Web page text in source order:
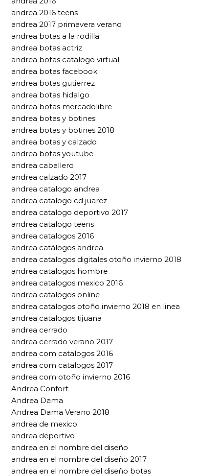
andrea 2016 teens
andrea 2017 primavera verano
andrea botas a la rodilla
andrea botas actriz
andrea botas catalogo virtual
andrea botas facebook
andrea botas gutierrez
andrea botas hidalgo
andrea botas mercadolibre
andrea botas y botines
andrea botas y botines 2018
andrea botas y calzado
andrea botas youtube
andrea caballero
andrea calzado 2017
andrea catalogo andrea
andrea catalogo cd juarez
andrea catalogo deportivo 2017
andrea catalogo teens
andrea catalogos 2016
andrea catálogos andrea
andrea catalogos digitales otoño invierno 2018
andrea catalogos hombre
andrea catalogos mexico 2016
andrea catalogos online
andrea catalogos otoño invierno 2018 en linea
andrea catalogos tijuana
andrea cerrado
andrea cerrado verano 2017
andrea com catalogos 2016
andrea com catalogos 2017
andrea com otoño invierno 2016
Andrea Confort
Andrea Dama
Andrea Dama Verano 2018
andrea de mexico
andrea deportivo
andrea en el nombre del diseño
andrea en el nombre del diseño 2017
andrea en el nombre del diseño botas